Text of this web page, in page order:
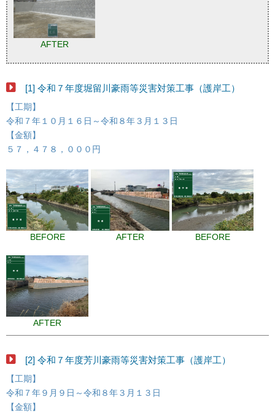
AFTER
[1] 令和７年度堀留川豪雨等災害対策工事（護岸工）
【工期】
令和７年１０月１６日～令和８年３月１３日
【金額】
５７，４７８，０００円
BEFORE AFTER BEFORE
AFTER
[2] 令和７年度芳川豪雨等災害対策工事（護岸工）
【工期】
令和７年９月９日～令和８年３月１３日
【金額】